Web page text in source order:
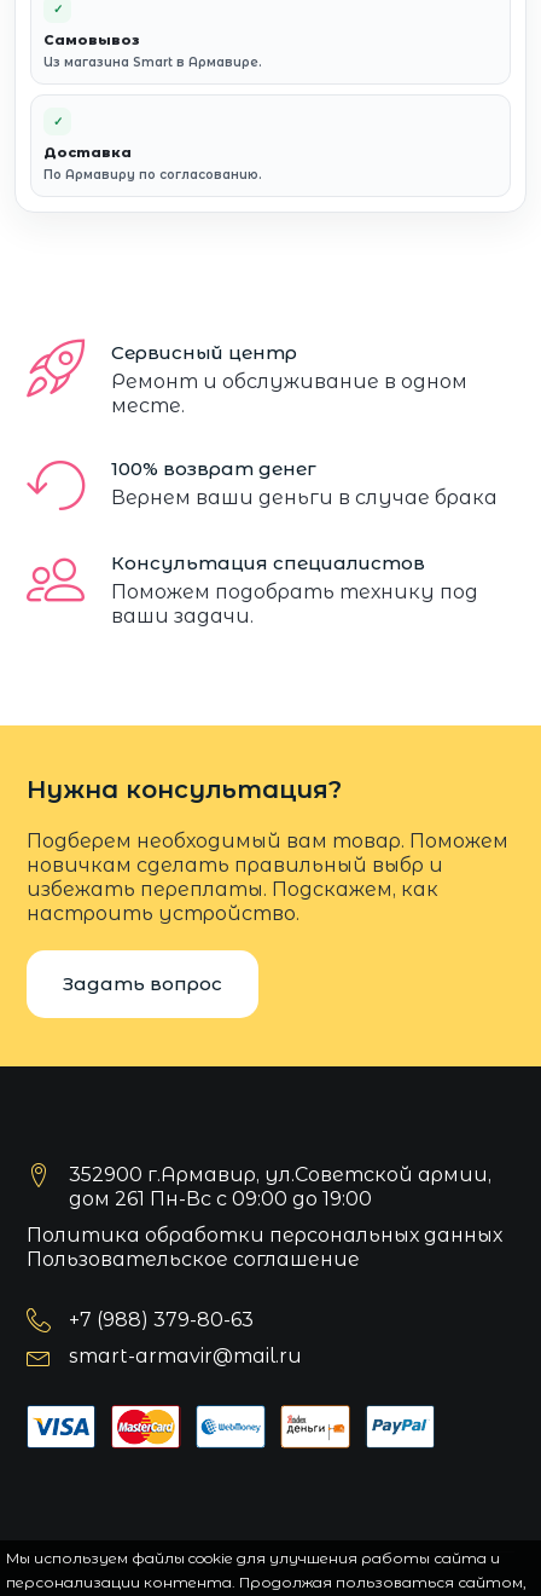
✓
Самовывоз
Из магазина Smart в Армавире.
✓
Доставка
По Армавиру по согласованию.
Сервисный центр
Ремонт и обслуживание в одном
месте.
100% возврат денег
Вернем ваши деньги в случае брака
Консультация специалистов
Поможем подобрать технику под
ваши задачи.
Нужна консультация?
Подберем необходимый вам товар. Поможем
новичкам сделать правильный выбр и
избежать переплаты. Подскажем, как
настроить устройство.
Задать вопрос
352900 г.Армавир, ул.Советской армии,
дом 261 Пн-Вс с 09:00 до 19:00
Политика обработки персональных данных
Пользовательское соглашение
+7 (988) 379-80-63
smart-armavir@mail.ru
Мы используем файлы cookie для улучшения работы сайта и
персонализации контента. Продолжая пользоваться сайтом,